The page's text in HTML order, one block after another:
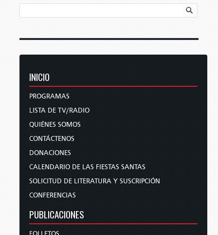
INICIO
PROGRAMAS
LISTA DE TV/RADIO
QUIÉNES SOMOS
CONTÁCTENOS
DONACIONES
CALENDARIO DE LAS FIESTAS SANTAS
SOLICITUD DE LITERATURA Y SUSCRIPCIÓN
CONFERENCIAS
PUBLICACIONES